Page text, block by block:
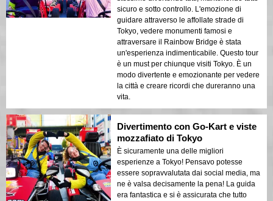
sicuro e sotto controllo. L'emozione di
guidare attraverso le affollate strade di
Tokyo, vedere monumenti famosi e
attraversare il Rainbow Bridge è stata
un'esperienza indimenticabile. Questo tour
è un must per chiunque visiti Tokyo. È un
modo divertente e emozionante per vedere
la città e creare ricordi che dureranno una
vita.
Divertimento con Go-Kart e viste
mozzafiato di Tokyo
È sicuramente una delle migliori
esperienze a Tokyo! Pensavo potesse
essere sopravvalutata dai social media, ma
ne è valsa decisamente la pena! La guida
era fantastica e si è assicurata che tutto